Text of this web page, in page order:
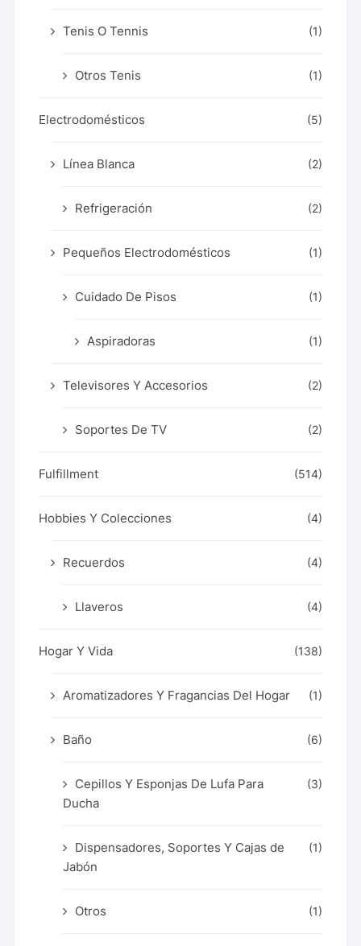
Tenis O Tennis (1)
Otros Tenis (1)
Electrodomésticos (5)
Línea Blanca (2)
Refrigeración (2)
Pequeños Electrodomésticos (1)
Cuidado De Pisos (1)
Aspiradoras (1)
Televisores Y Accesorios (2)
Soportes De TV (2)
Fulfillment (514)
Hobbies Y Colecciones (4)
Recuerdos (4)
Llaveros (4)
Hogar Y Vida (138)
Aromatizadores Y Fragancias Del Hogar (1)
Baño (6)
Cepillos Y Esponjas De Lufa Para
Ducha
(3)
Dispensadores, Soportes Y Cajas de
Jabón
(1)
Otros (1)